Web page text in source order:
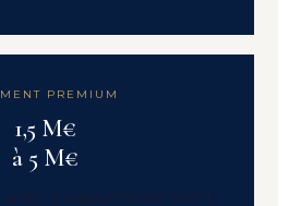
PREMIUM
1,5 M€
à 5 M€